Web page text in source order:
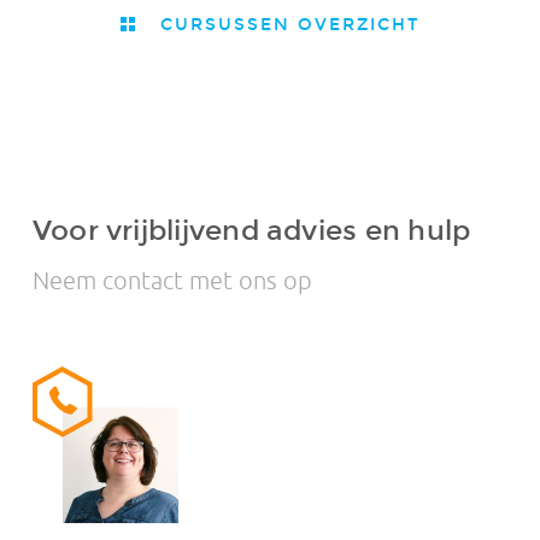
CURSUSSEN OVERZICHT
Voor vrijblijvend advies en hulp
Neem contact met ons op